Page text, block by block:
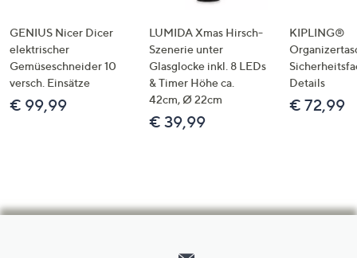
GENIUS Nicer Dicer
elektrischer
Gemüseschneider 10
versch. Einsätze
€ 99,99
LUMIDA Xmas Hirsch-
Szenerie unter
Glasglocke inkl. 8 LEDs
& Timer Höhe ca.
42cm, Ø 22cm
€ 39,99
KIPLING®
Details
€ 72,99